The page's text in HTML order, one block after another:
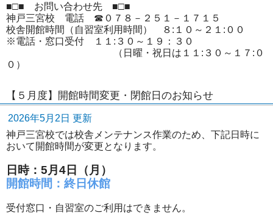
■□■ お問い合わせ先 ■□■
神戸三宮校 電話 ☎０７８－２５１－１７１５
校舎開館時間（自習室利用時間） ８:１０～２１:００
※電話・窓口受付 １１:３０～１９：３０
（日曜・祝日は１１:３０～１７:０
０）
【５月度】開館時間変更・閉館日のお知らせ
2026年5月2日 更新
神戸三宮校では校舎メンテナンス作業のため、下記日時に
おいて開館時間が変更となります。
日時：5月4日（月）
開館時間：終日休館
受付窓口・自習室のご利用はできません。